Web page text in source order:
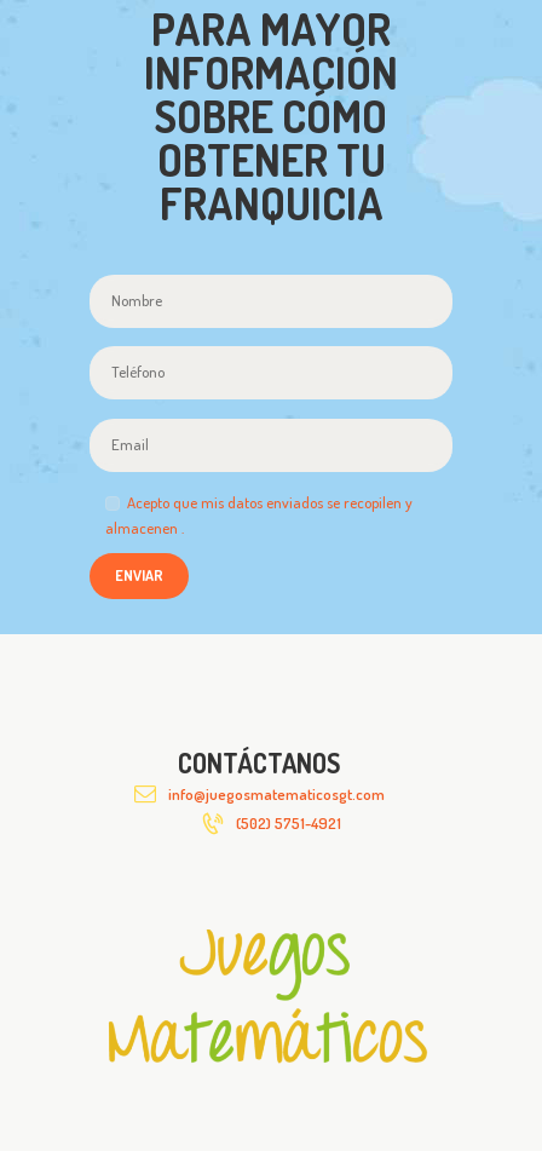
PARA MAYOR
INFORMACIÓN
SOBRE CÓMO
OBTENER TU
FRANQUICIA
Acepto que mis datos enviados se recopilen y
almacenen .
CONTÁCTANOS
info@juegosmatematicosgt.com
(502) 5751-4921